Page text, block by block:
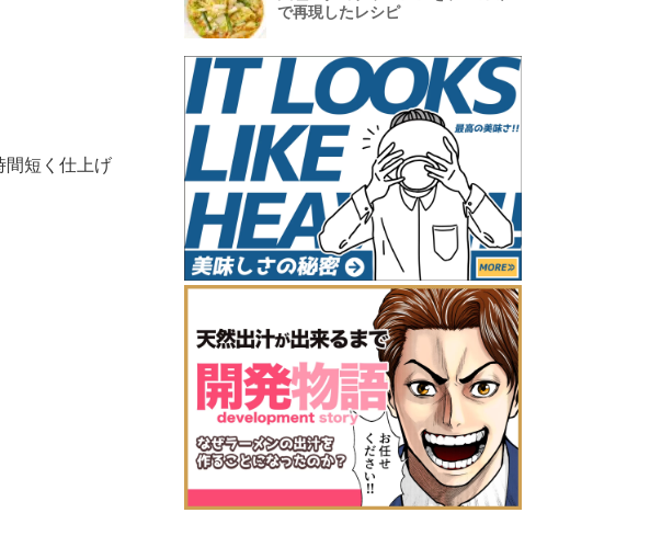
間短く仕上げ